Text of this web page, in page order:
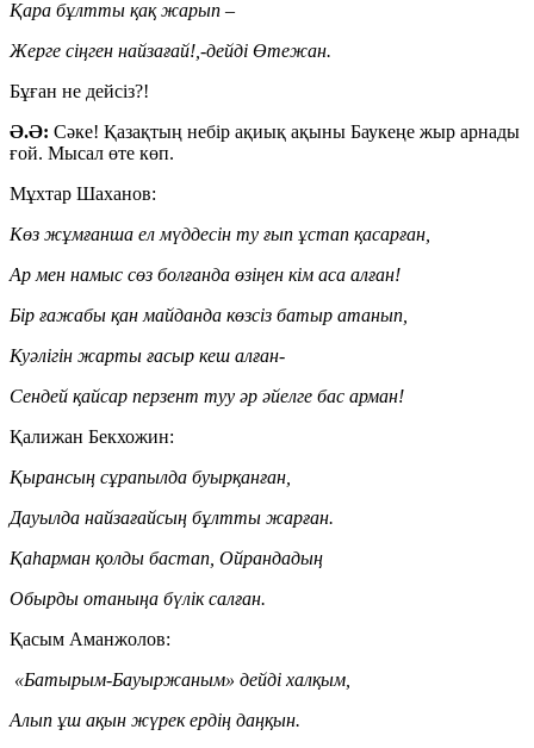
Қара бұлтты қақ жарып –
Жерге сіңген найзағай!,-дейді Өтежан.
Бұған не дейсіз?!
Ә.Ә: Сәке! Қазақтың небір ақиық ақыны Баукеңе жыр арнады
ғой. Мысал өте көп.
Мұхтар Шаханов:
Көз жұмғанша ел мүддесін ту ғып ұстап қасарған,
Ар мен намыс сөз болғанда өзіңен кім аса алған!
Бір ғажабы қан майданда көзсіз батыр атанып,
Куәлігін жарты ғасыр кеш алған-
Сендей қайсар перзент туу әр әйелге бас арман!
Қалижан Бекхожин:
Қырансың сұрапылда буырқанған,
Дауылда найзағайсың бұлтты жарған.
Қаһарман қолды бастап, Ойрандадың
Обырды отаныңа бүлік салған.
Қасым Аманжолов:
«Батырым-Бауыржаным» дейді халқым,
Алып ұш ақын жүрек ердің даңқын.